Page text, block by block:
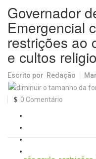
Governador
Emergencial
restrições ao
e cultos
Escrito por Redação
0 Comentário